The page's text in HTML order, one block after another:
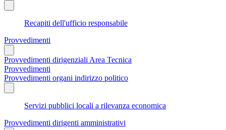
Recapiti dell'ufficio responsabile
Provvedimenti
Provvedimenti dirigenziali Area Tecnica
Provvedimenti
Provvedimenti organi indirizzo politico
Servizi pubblici locali a rilevanza economica
Provvedimenti dirigenti amministrativi